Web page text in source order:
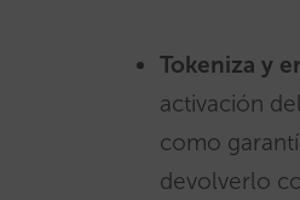
Tokeniza y
activación
como
devolverlo